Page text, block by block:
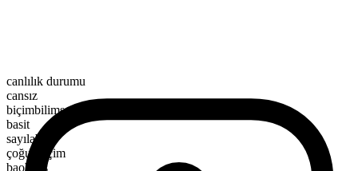
canlılık durumu
cansız
biçimbilimsel yapı
basit
sayılabilir
çoğul biçim
baobabs